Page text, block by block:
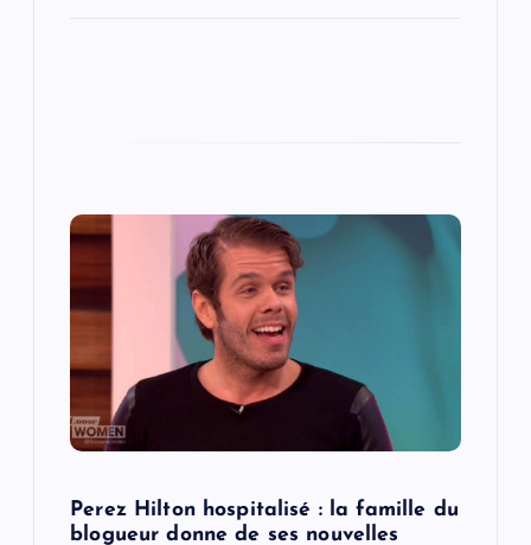
Perez Hilton hospitalisé : la famille du
blogueur donne de ses nouvelles